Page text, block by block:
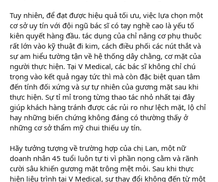
Tuy nhiên, để đạt được hiệu quả tối ưu, việc lựa chọn một
cơ sở uy tín với đội ngũ bác sĩ có tay nghề cao là yếu tố
kiên quyết hàng đầu. tác dụng của chỉ nâng cơ phụ thuộc
rất lớn vào kỹ thuật đi kim, cách điều phối các nút thắt và
sự am hiểu tường tận về hệ thống dây chằng, cơ mặt của
người thực hiện. Tại V Medical, các bác sĩ không chỉ chú
trọng vào kết quả ngay tức thì mà còn đặc biệt quan tâm
đến tính đối xứng và sự tự nhiên của gương mặt sau khi
thực hiện. Sự tỉ mỉ trong từng thao tác nhỏ nhất tại đây
giúp khách hàng tránh được các rủi ro như lệch mặt, lộ chỉ
hay những biến chứng không đáng có thường thấy ở
những cơ sở thẩm mỹ chui thiếu uy tín.
Hãy tưởng tượng về trường hợp của chị Lan, một nữ
doanh nhân 45 tuổi luôn tự ti vì phần nọng cằm và rãnh
cười sâu khiến gương mặt trông mệt mỏi. Sau khi thực
hiện liệu trình tại V Medical, sự thay đổi không đến từ một